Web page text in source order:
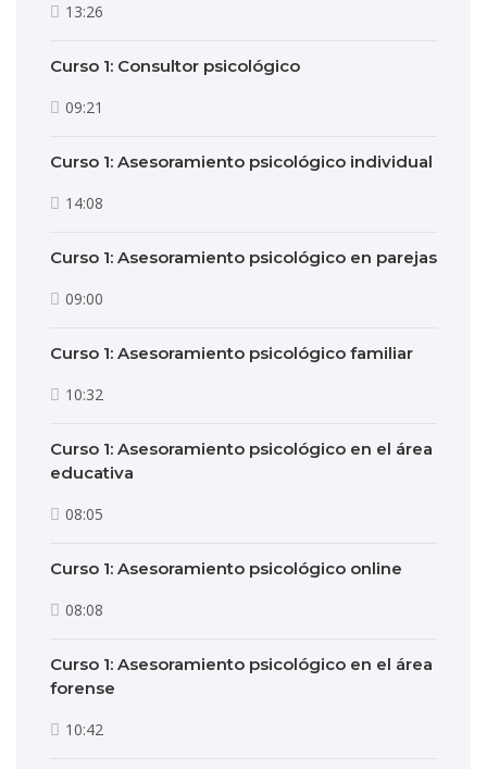
13:26
Curso 1: Consultor psicológico
09:21
Curso 1: Asesoramiento psicológico individual
14:08
Curso 1: Asesoramiento psicológico en parejas
09:00
Curso 1: Asesoramiento psicológico familiar
10:32
Curso 1: Asesoramiento psicológico en el área
educativa
08:05
Curso 1: Asesoramiento psicológico online
08:08
Curso 1: Asesoramiento psicológico en el área
forense
10:42